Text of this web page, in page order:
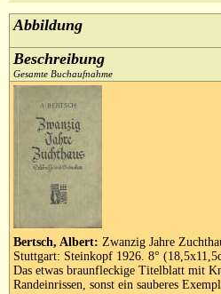
Warenkorb
Geschäftschronik
Abbildung
Beschreibung
Gesamte Buchaufnahme
Bertsch, Albert: Zwanzig Jahre
Stuttgart: Steinkopf 1926. 8°
Das etwas braunfleckige Titelblatt mit
Randeinrissen, sonst ein sauberes